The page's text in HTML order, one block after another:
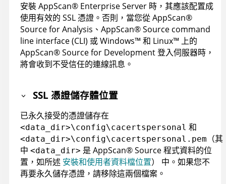
安裝AppScan® Enterprise Server 時，其應該配置成
使用有效的 SSL 憑證。否則，當您從AppScan®
Source for Analysis 、 AppScan®Source command
line interface (CLI) 或Windows™ 和 Linux™ 上的
AppScan®Source for Development登入伺服器時，
將會收到不受信任的連線訊息。
SSL 憑證儲存體位置
已永久接受的憑證儲存在
<data_dir>\config\cacertspersonal 和
<data_dir>\config\cacertspersonal.pem
（其
中 <data_dir> 是 AppScan®Source程式資料的位
置，如所述 安裝和使用者資料檔位置）
中。如果您不
再要永久儲存憑證，請移除這兩個檔案。